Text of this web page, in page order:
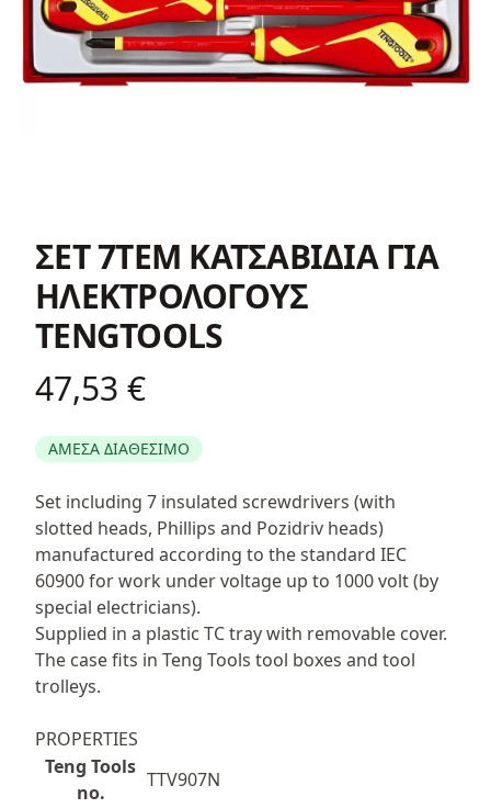
ΣΕΤ 7ΤΕΜ ΚΑΤΣΑΒΙΔΙΑ ΓΙΑ
ΗΛΕΚΤΡΟΛΟΓΟΥΣ
TENGTOOLS
Product information
47,53 €
ΑΜΕΣΑ ΔΙΑΘΕΣΙΜΟ
Περιγραφή
Set including 7 insulated screwdrivers (with
slotted heads, Phillips and Pozidriv heads)
manufactured according to the standard IEC
60900 for work under voltage up to 1000 volt (by
special electricians).
Supplied in a plastic TC tray with removable cover.
The case fits in Teng Tools tool boxes and tool
trolleys.
PROPERTIES
Teng Tools
no.
TTV907N